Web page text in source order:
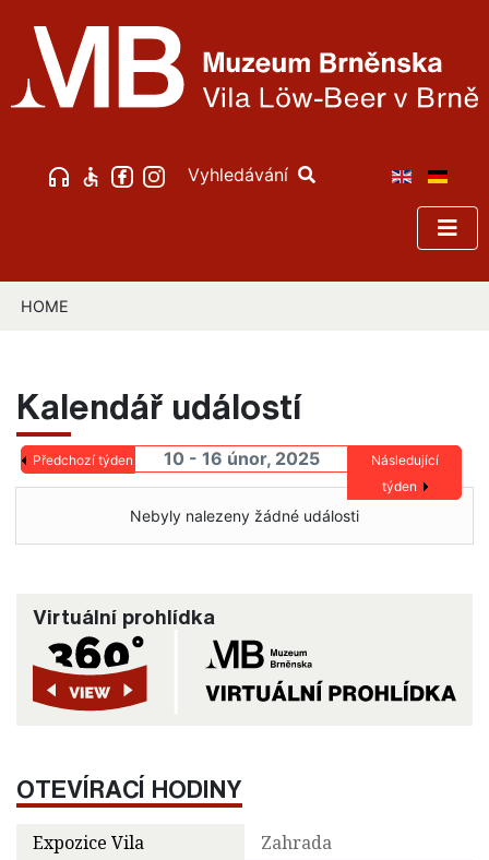
Vyhledávání
HOME
Kalendář událostí
Předchozí týden 10 - 16 únor, 2025
Následující
týden
Nebyly nalezeny žádné události
Virtuální prohlídka
OTEVÍRACÍ HODINY
Expozice Vila Zahrada